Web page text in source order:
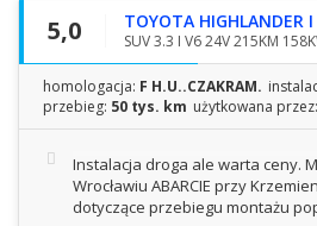
5,0 TOYOTA HIGHLANDER I
SUV 3.3 I V6 24V 215KM
homologacja: F H.U..CZAKRAM.
przebieg: 50 tys. km użytkowana przez:
Instalacja droga ale warta ceny.
Wrocławiu ABARCIE przy
dotyczące przebiegu montażu